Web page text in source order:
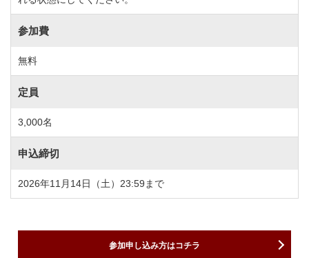
参加費
無料
定員
3,000名
申込締切
2026年11月14日（土）23:59まで
参加申し込み方はコチラ